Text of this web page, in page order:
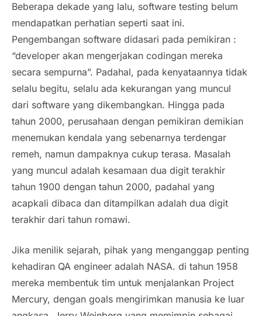
Beberapa dekade yang lalu, software testing belum
mendapatkan perhatian seperti saat ini.
Pengembangan software didasari pada pemikiran :
“developer akan mengerjakan codingan mereka
secara sempurna”. Padahal, pada kenyataannya tidak
selalu begitu, selalu ada kekurangan yang muncul
dari software yang dikembangkan. Hingga pada
tahun 2000, perusahaan dengan pemikiran demikian
menemukan kendala yang sebenarnya terdengar
remeh, namun dampaknya cukup terasa. Masalah
yang muncul adalah kesamaan dua digit terakhir
tahun 1900 dengan tahun 2000, padahal yang
acapkali dibaca dan ditampilkan adalah dua digit
terakhir dari tahun romawi.
Jika menilik sejarah, pihak yang menganggap penting
kehadiran QA engineer adalah NASA. di tahun 1958
mereka membentuk tim untuk menjalankan Project
Mercury, dengan goals mengirimkan manusia ke luar